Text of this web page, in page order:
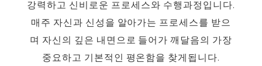
강력하고 신비로운 프로세스와 수행과정입니다.
매주 자신과 신성을 알아가는 프로세스를 받으
며 자신의 깊은 내면으로 들어가 깨달음의 가장
중요하고 기본적인 평온함을 찾게됩니다.